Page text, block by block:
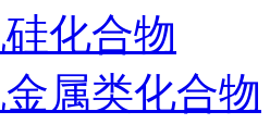
化合物
属类化合物